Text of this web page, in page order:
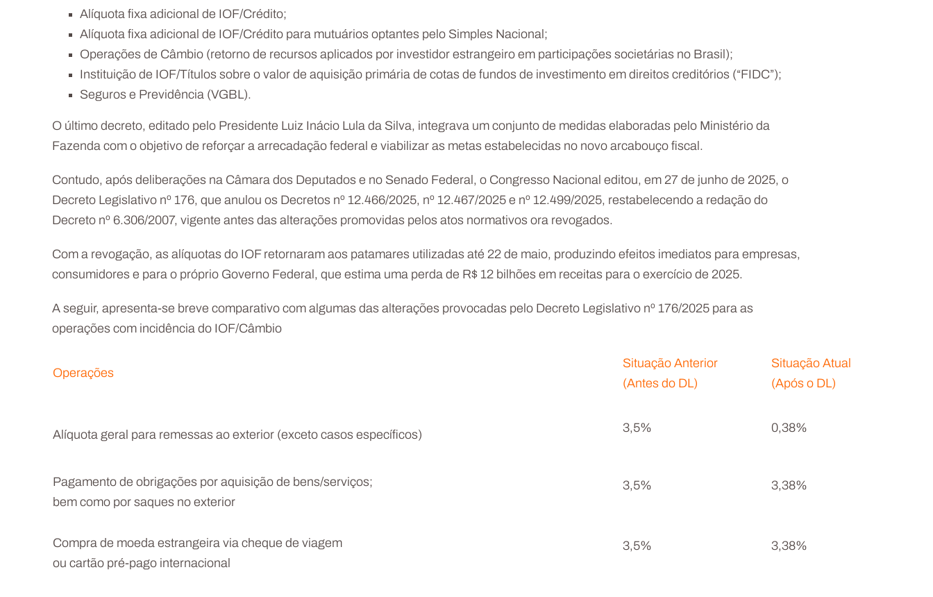
Alíquota fixa adicional de IOF/Crédito;
Alíquota fixa adicional de IOF/Crédito para mutuários optantes pelo Simples Nacional;
Operações de Câmbio (retorno de recursos aplicados por investidor estrangeiro em participações societárias no Brasil);
Instituição de IOF/Títulos sobre o valor de aquisição primária de cotas de fundos de investimento em direitos creditórios (“FIDC”);
Seguros e Previdência (VGBL).
O último decreto, editado pelo Presidente Luiz Inácio Lula da Silva, integrava um conjunto de medidas elaboradas pelo Ministério da
Fazenda com o objetivo de reforçar a arrecadação federal e viabilizar as metas estabelecidas no novo arcabouço fiscal.
Contudo, após deliberações na Câmara dos Deputados e no Senado Federal, o Congresso Nacional editou, em 27 de junho de 2025, o
Decreto Legislativo nº 176, que anulou os Decretos nº 12.466/2025, nº 12.467/2025 e nº 12.499/2025, restabelecendo a redação do
Decreto nº 6.306/2007, vigente antes das alterações promovidas pelos atos normativos ora revogados.
Com a revogação, as alíquotas do IOF retornaram aos patamares utilizadas até 22 de maio, produzindo efeitos imediatos para empresas,
consumidores e para o próprio Governo Federal, que estima uma perda de R$ 12 bilhões em receitas para o exercício de 2025.
A seguir, apresenta-se breve comparativo com algumas das alterações provocadas pelo Decreto Legislativo nº 176/2025 para as
operações com incidência do IOF/Câmbio
Operações
Situação Anterior
(Antes do DL)
Situação Atual
(Após o DL)
Alíquota geral para remessas ao exterior (exceto casos específicos)
3,5% 0,38%
Pagamento de obrigações por aquisição de bens/serviços;
bem como por saques no exterior
3,5% 3,38%
Compra de moeda estrangeira via cheque de viagem
ou cartão pré-pago internacional
3,5% 3,38%